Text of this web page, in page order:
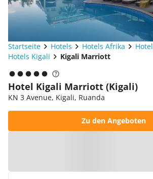
Startseite Hotels Hotels Afrika
Hotels Kigali
Kigali Marriott
Hotel Kigali Marriott (Kigali)
KN 3 Avenue, Kigali, Ruanda
Zu den Angeboten